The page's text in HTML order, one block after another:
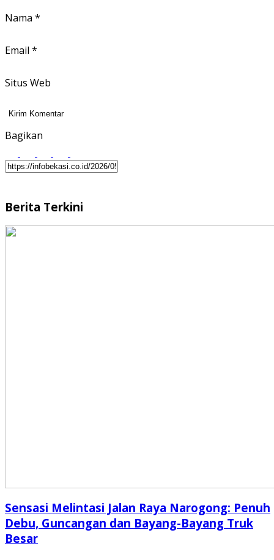
Nama *
Email *
Situs Web
Bagikan
Berita Terkini
Sensasi Melintasi Jalan Raya Narogong: Penuh
Debu, Guncangan dan Bayang-Bayang Truk
Besar